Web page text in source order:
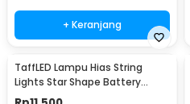
+ Keranjang
TaffLED Lampu Hias String
Lights Star Shape Battery
Power 20 LED 3M - 2G11